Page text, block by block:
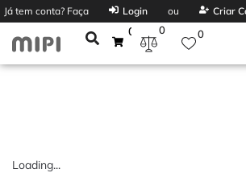
Já tem conta? Faça Login ou Criar
0 0 0
Loading...